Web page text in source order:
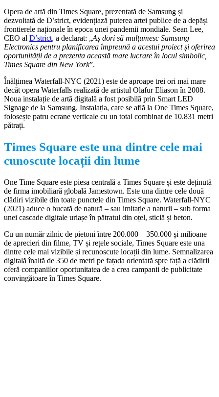
Opera de artă din Times Square, prezentată de Samsung și
dezvoltată de D’strict, evidențiază puterea artei publice de a depăși
frontierele naționale în epoca unei pandemii mondiale. Sean Lee,
CEO al D’strict, a declarat: „Aș dori să mulțumesc Samsung
Electronics pentru planificarea împreună a acestui proiect și oferirea
oportunității de a prezenta această mare lucrare în locul simbolic,
Times Square din New York”.
Înălțimea Waterfall-NYC (2021) este de aproape trei ori mai mare
decât opera Waterfalls realizată de artistul Olafur Eliason în 2008.
Noua instalație de artă digitală a fost posibilă prin Smart LED
Signage de la Samsung. Instalația, care se află la One Times Square,
folosește patru ecrane verticale cu un total combinat de 10.831 metri
pătrați.
Times Square este una dintre cele mai
cunoscute locații din lume
One Time Square este piesa centrală a Times Square și este deținută
de firma imobiliară globală Jamestown. Este una dintre cele două
clădiri vizibile din toate punctele din Times Square. Waterfall-NYC
(2021) aduce o bucată de natură – sau imitație a naturii – sub forma
unei cascade digitale uriașe în pătratul din oțel, sticlă și beton.
Cu un număr zilnic de pietoni între 200.000 – 350.000 și milioane
de aprecieri din filme, TV și rețele sociale, Times Square este una
dintre cele mai vizibile și recunoscute locații din lume. Semnalizarea
digitală înaltă de 350 de metri pe fațada orientată spre față a clădirii
oferă companiilor oportunitatea de a crea campanii de publicitate
convingătoare în Times Square.